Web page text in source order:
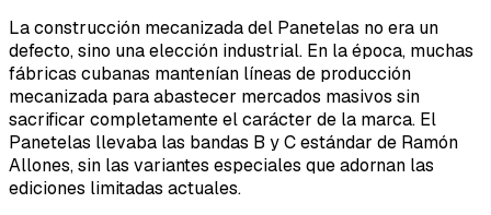
La construcción mecanizada del Panetelas no era un
defecto, sino una elección industrial. En la época, muchas
fábricas cubanas mantenían líneas de producción
mecanizada para abastecer mercados masivos sin
sacrificar completamente el carácter de la marca. El
Panetelas llevaba las bandas B y C estándar de Ramón
Allones, sin las variantes especiales que adornan las
ediciones limitadas actuales.